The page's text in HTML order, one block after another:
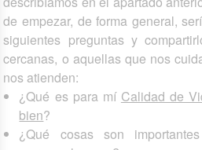
de empezar, de forma general,
siguientes preguntas y
cercanas, o aquellas que nos
nos atienden:
¿Qué es para mí Calidad de
bien?
¿Qué cosas son